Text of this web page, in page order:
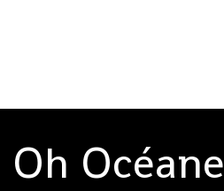
Oh Océane